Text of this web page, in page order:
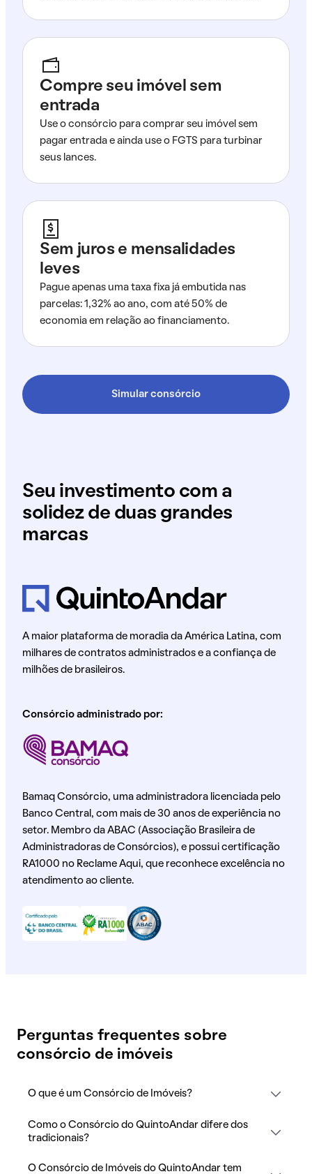
Compre seu imóvel sem
entrada
Use o consórcio para comprar seu imóvel sem
pagar entrada e ainda use o FGTS para turbinar
seus lances.
Sem juros e mensalidades
leves
Pague apenas uma taxa fixa já embutida nas
parcelas: 1,32% ao ano, com até 50% de
economia em relação ao financiamento.
Simular consórcio
Seu investimento com a
solidez de duas grandes
marcas
A maior plataforma de moradia da América Latina, com
milhares de contratos administrados e a confiança de
milhões de brasileiros.
Consórcio administrado por:
Bamaq Consórcio, uma administradora licenciada pelo
Banco Central, com mais de 30 anos de experiência no
setor. Membro da ABAC (Associação Brasileira de
Administradoras de Consórcios), e possui certificação
RA1000 no Reclame Aqui, que reconhece excelência no
atendimento ao cliente.
Perguntas frequentes sobre
consórcio de imóveis
O que é um Consórcio de Imóveis?
Como o Consórcio do QuintoAndar difere dos
tradicionais?
O Consórcio de Imóveis do QuintoAndar tem